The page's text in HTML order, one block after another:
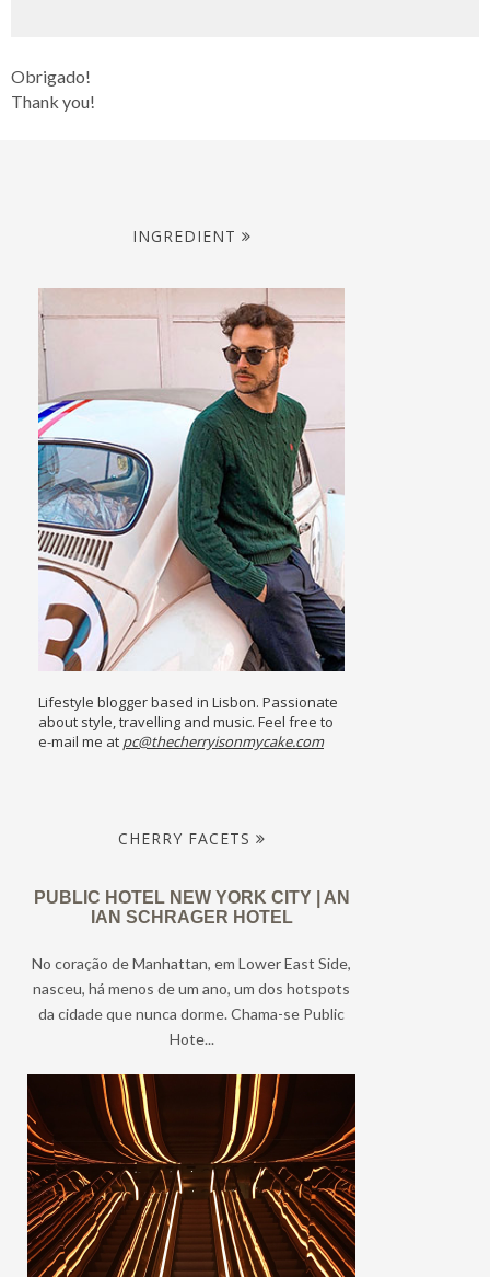
Obrigado!
Thank you!
INGREDIENT
Lifestyle blogger based in Lisbon. Passionate
about style, travelling and music. Feel free to
e-mail me at pc@thecherryisonmycake.com
CHERRY FACETS
PUBLIC HOTEL NEW YORK CITY | AN
IAN SCHRAGER HOTEL
No coração de Manhattan, em Lower East Side,
nasceu, há menos de um ano, um dos hotspots
da cidade que nunca dorme. Chama-se Public
Hote...